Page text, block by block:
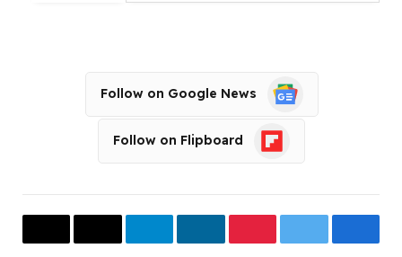
Follow on Google News
Follow on Flipboard
فيسبوكتويتر بينتيريستلينكدإنتيلقرامالبريد
Copy